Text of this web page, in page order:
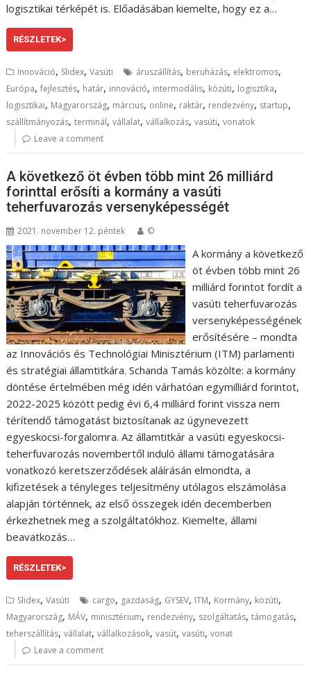
logisztikai térképét is. Előadásában kiemelte, hogy ez a…
RÉSZLETEK>
Innováció, Slidex,Vasúti áruszállítás, beruházás, elektromos,
Európa,fejlesztés, határ, innováció, intermodális, közúti, logisztika,
logisztikai, Magyarország, március, online, raktár, rendezvény, startup,
szállítmányozás,terminál,vállalat,vállalkozás,vasúti,vonatok
Leave a comment
A következő öt évben több mint 26 milliárd
forinttal erősíti a kormány a vasúti
teherfuvarozás versenyképességét
2021. november 12. péntek ©
A kormány a következő
öt évben több mint 26
milliárd forintot fordít a
vasúti teherfuvarozás
versenyképességének
erősítésére – mondta
az Innovációs és Technológiai Minisztérium (ITM) parlamenti
és stratégiai államtitkára. Schanda Tamás közölte: a kormány
döntése értelmében még idén várhatóan egymilliárd forintot,
2022-2025 között pedig évi 6,4 milliárd forint vissza nem
térítendő támogatást biztosítanak az úgynevezett
egyeskocsi-forgalomra. Az államtitkár a vasúti egyeskocsi-
teherfuvarozás novembertől induló állami támogatására
vonatkozó keretszerződések aláírásán elmondta, a
kifizetések a tényleges teljesítmény utólagos elszámolása
alapján történnek, az első összegek idén decemberben
érkezhetnek meg a szolgáltatókhoz. Kiemelte, állami
beavatkozás…
RÉSZLETEK>
Slidex,Vasúti cargo, gazdaság, GYSEV, ITM, Kormány, közúti,
Magyarország, MÁV, minisztérium, rendezvény, szolgáltatás,támogatás,
teherszállítás,vállalat,vállalkozások,vasút,vasúti,vonat
Leave a comment